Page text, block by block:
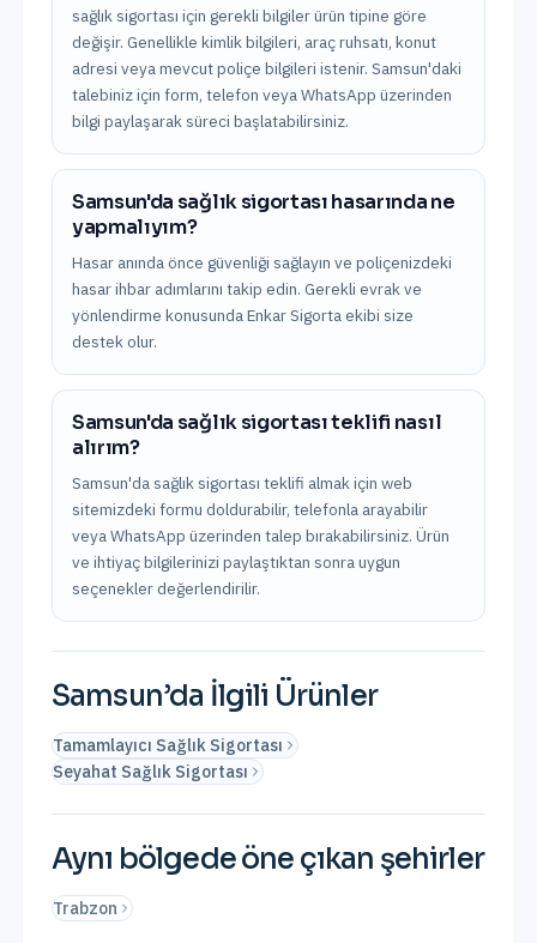
sağlık sigortası için gerekli bilgiler ürün tipine göre
değişir. Genellikle kimlik bilgileri, araç ruhsatı, konut
adresi veya mevcut poliçe bilgileri istenir. Samsun'daki
talebiniz için form, telefon veya WhatsApp üzerinden
bilgi paylaşarak süreci başlatabilirsiniz.
Samsun'da sağlık sigortası hasarında ne
yapmalıyım?
Hasar anında önce güvenliği sağlayın ve poliçenizdeki
hasar ihbar adımlarını takip edin. Gerekli evrak ve
yönlendirme konusunda Enkar Sigorta ekibi size
destek olur.
Samsun'da sağlık sigortası teklifi nasıl
alırım?
Samsun'da sağlık sigortası teklifi almak için web
sitemizdeki formu doldurabilir, telefonla arayabilir
veya WhatsApp üzerinden talep bırakabilirsiniz. Ürün
ve ihtiyaç bilgilerinizi paylaştıktan sonra uygun
seçenekler değerlendirilir.
Samsun’da İlgili Ürünler
Tamamlayıcı Sağlık Sigortası
Seyahat Sağlık Sigortası
Aynı bölgede öne çıkan şehirler
Trabzon